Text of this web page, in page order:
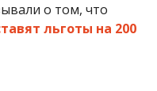
о том, что
льготы на 200